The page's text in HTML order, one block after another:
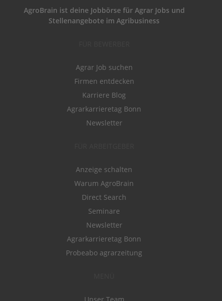
AgroBrain ist deine Jobbörse für Agrar Jobs und
Stellenangebote im Agribusiness
Agrar Job suchen
Firmen entdecken
Karriere Blog
Agrarkarrieretag Bonn
Newsletter
Anzeige schalten
Warum AgroBrain
Direct Search
Seminare
Newsletter
Agrarkarrieretag Bonn
Probeabo agrarzeitung